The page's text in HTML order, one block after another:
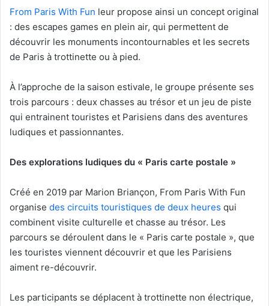
From Paris With Fun leur propose ainsi un concept original
: des escapes games en plein air, qui permettent de
découvrir les monuments incontournables et les secrets
de Paris à trottinette ou à pied.
À l’approche de la saison estivale, le groupe présente ses
trois parcours : deux chasses au trésor et un jeu de piste
qui entrainent touristes et Parisiens dans des aventures
ludiques et passionnantes.
Des explorations ludiques du « Paris carte postale »
Créé en 2019 par Marion Briançon, From Paris With Fun
organise des circuits touristiques de deux heures qui
combinent visite culturelle et chasse au trésor. Les
parcours se déroulent dans le « Paris carte postale », que
les touristes viennent découvrir et que les Parisiens
aiment re-découvrir.
Les participants se déplacent à trottinette non électrique,